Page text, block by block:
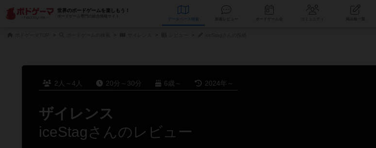
世界のボードゲームを楽しもう！
ボードゲーム専門の総合情報サイト
データベース コミュニティ
2人～4人 20分～30分 6歳～ 2024年～
ザイレンス
iceStagさんのレビュー